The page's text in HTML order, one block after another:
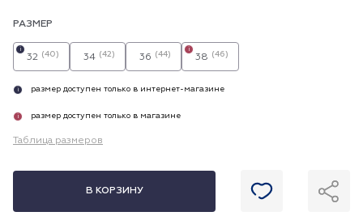
РАЗМЕР
32 (40)
i
34 (42) 36 (44) 38 (46)
i
i размер доступен только в интернет-магазине
i размер доступен только в магазине
Таблица размеров
В КОРЗИНУ